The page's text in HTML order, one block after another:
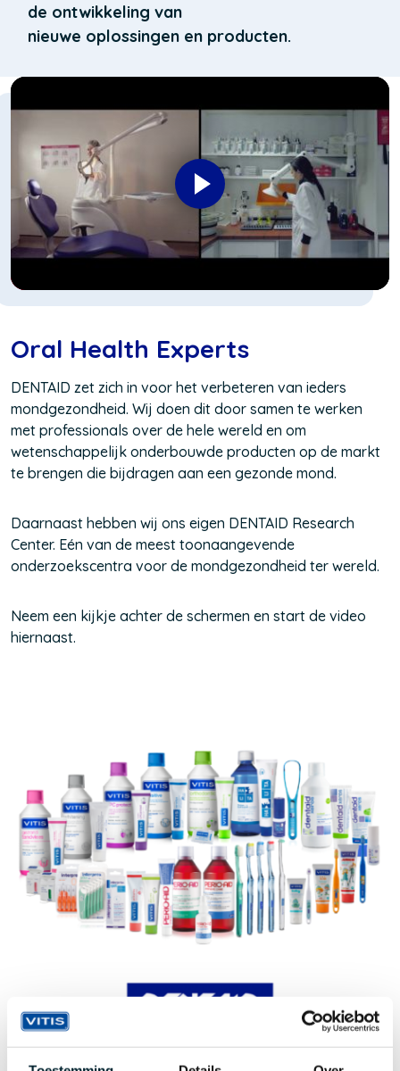
de ontwikkeling van
nieuwe oplossingen en producten.
Oral Health Experts
DENTAID zet zich in voor het verbeteren van ieders
mondgezondheid. Wij doen dit door samen te werken
met professionals over de hele wereld en om
wetenschappelijk onderbouwde producten op de markt
te brengen die bijdragen aan een gezonde mond.
Daarnaast hebben wij ons eigen DENTAID Research
Center. Eén van de meest toonaangevende
onderzoekscentra voor de mondgezondheid ter wereld.
Neem een kijkje achter de schermen en start de video
hiernaast.